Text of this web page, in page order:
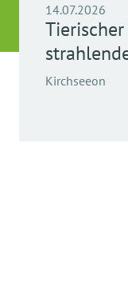
14.07.2026
Kirchseeon